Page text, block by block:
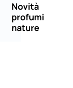
Novità
profumi
nature